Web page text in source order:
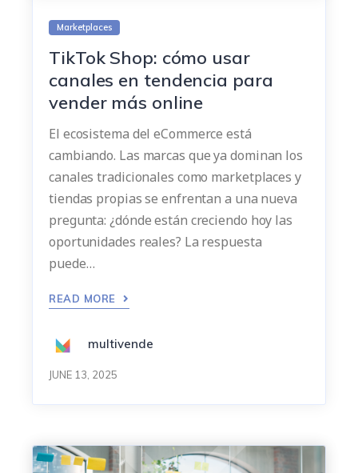
Marketplaces
TikTok Shop: cómo usar
canales en tendencia para
vender más online
El ecosistema del eCommerce está
cambiando. Las marcas que ya dominan los
canales tradicionales como marketplaces y
tiendas propias se enfrentan a una nueva
pregunta: ¿dónde están creciendo hoy las
oportunidades reales? La respuesta
puede…
READ MORE
multivende
JUNE 13, 2025